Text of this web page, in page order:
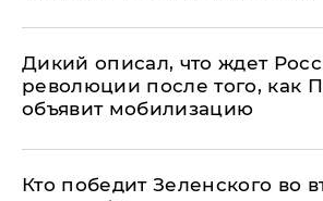
Дикий описал, что ждет
революции после того, как
объявит мобилизацию
Кто победит Зеленского во